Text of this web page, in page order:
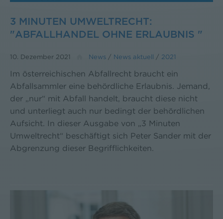
3 MINUTEN UMWELTRECHT:
"ABFALLHANDEL OHNE ERLAUBNIS "
10. Dezember 2021 News / News aktuell / 2021
Im österreichischen Abfallrecht braucht ein
Abfallsammler eine behördliche Erlaubnis. Jemand,
der „nur“ mit Abfall handelt, braucht diese nicht
und unterliegt auch nur bedingt der behördlichen
Aufsicht. In dieser Ausgabe von „3 Minuten
Umweltrecht“ beschäftigt sich Peter Sander mit der
Abgrenzung dieser Begrifflichkeiten.